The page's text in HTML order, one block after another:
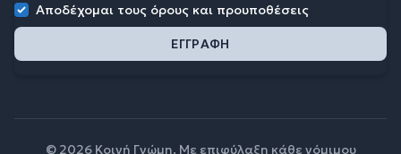
Αποδέχομαι τους όρους και προυποθέσεις
© 2026 Κοινή Γνώμη. Με επιφύλαξη κάθε νόμιμου